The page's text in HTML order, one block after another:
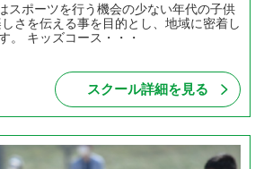
スポーツを行う機会の少ない年代の子供
さを伝える事を目的とし、地域に密着し
。 キッズコース・・・
スクール詳細を見る